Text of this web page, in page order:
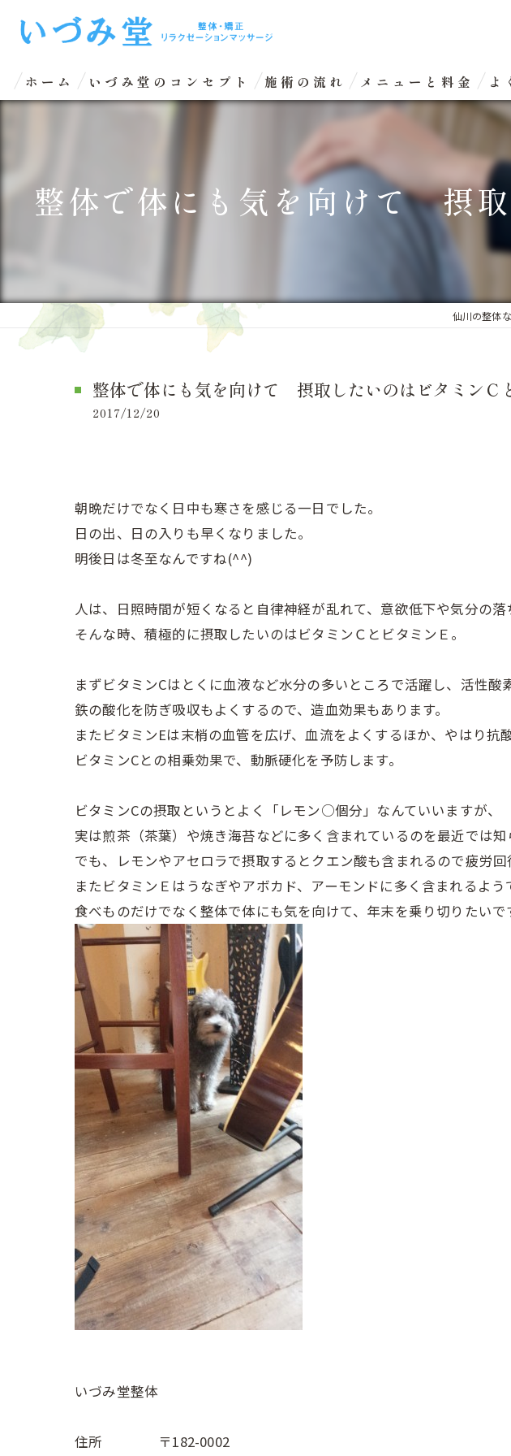
ホーム いづみ堂のコンセプト 施術の流れ メニューと料金
リラクゼーションマッサージ
整体矯正（骨盤矯正）
眼精疲労改善コース
エクスケアトレーニング
よ
整体で体にも気を向けて 摂
仙川の整体
整体で体にも気を向けて 摂取したいのはビタミンＣ
2017/12/20
朝晩だけでなく日中も寒さを感じる一日でした。
日の出、日の入りも早くなりました。
明後日は冬至なんですね(^^)
人は、日照時間が短くなると自律神経が乱れて、意欲低下や気分の落
そんな時、積極的に摂取したいのはビタミンＣとビタミンＥ。
まずビタミンCはとくに血液など水分の多いところで活躍し、活性酸
鉄の酸化を防ぎ吸収もよくするので、造血効果もあります。
またビタミンEは末梢の血管を広げ、血流をよくするほか、やはり抗
ビタミンCとの相乗効果で、動脈硬化を予防します。
ビタミンCの摂取というとよく「レモン○個分」なんていいますが、
実は煎茶（茶葉）や焼き海苔などに多く含まれているのを最近では知
でも、レモンやアセロラで摂取するとクエン酸も含まれるので疲労回
またビタミンＥはうなぎやアボカド、アーモンドに多く含まれるよう
食べものだけでなく整体で体にも気を向けて、年末を乗り切りたいで
いづみ堂整体
住所 〒182-0002